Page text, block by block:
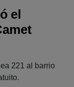
el
221 al barrio